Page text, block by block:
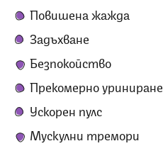
Повишена жажда
Задъхване
Безпокойство
Прекомерно уриниране
Ускорен пулс
Мускулни тремори